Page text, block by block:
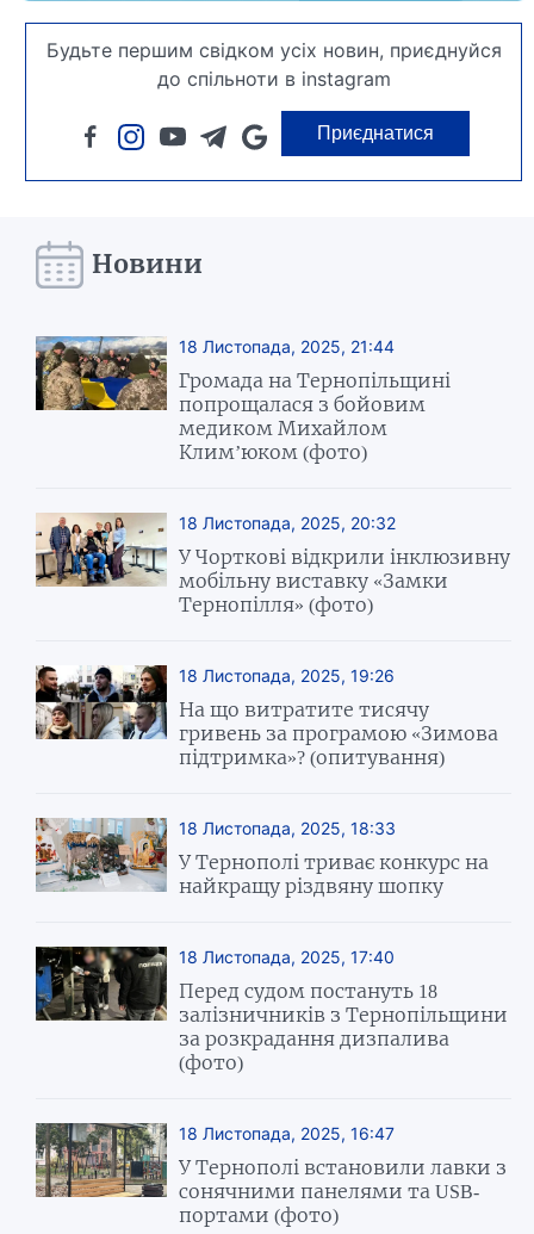
Будьте першим свідком усіх новин, приєднуйся
до спільноти в instagram
Приєднатися
Новини
18 Листопада, 2025, 21:44
Громада на Тернопільщині
попрощалася з бойовим
медиком Михайлом
Клим’юком (фото)
18 Листопада, 2025, 20:32
У Чорткові відкрили інклюзивну
мобільну виставку «Замки
Тернопілля» (фото)
18 Листопада, 2025, 19:26
На що витратите тисячу
гривень за програмою «Зимова
підтримка»? (опитування)
18 Листопада, 2025, 18:33
У Тернополі триває конкурс на
найкращу різдвяну шопку
18 Листопада, 2025, 17:40
Перед судом постануть 18
залізничників з Тернопільщини
за розкрадання дизпалива
(фото)
18 Листопада, 2025, 16:47
У Тернополі встановили лавки з
сонячними панелями та USB-
портами (фото)